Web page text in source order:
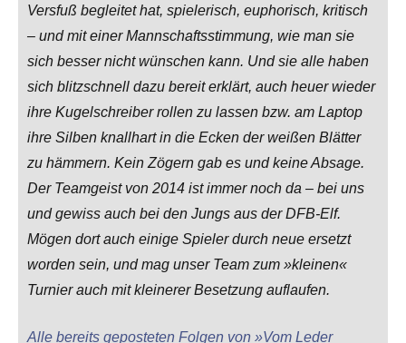
Versfuß begleitet hat, spielerisch, euphorisch, kritisch
– und mit einer Mannschaftsstimmung, wie man sie
sich besser nicht wünschen kann. Und sie alle haben
sich blitzschnell dazu bereit erklärt, auch heuer wieder
ihre Kugelschreiber rollen zu lassen bzw. am Laptop
ihre Silben knallhart in die Ecken der weißen Blätter
zu hämmern. Kein Zögern gab es und keine Absage.
Der Teamgeist von 2014 ist immer noch da – bei uns
und gewiss auch bei den Jungs aus der DFB-Elf.
Mögen dort auch einige Spieler durch neue ersetzt
worden sein, und mag unser Team zum »kleinen«
Turnier auch mit kleinerer Besetzung auflaufen.
Alle bereits geposteten Folgen von »Vom Leder